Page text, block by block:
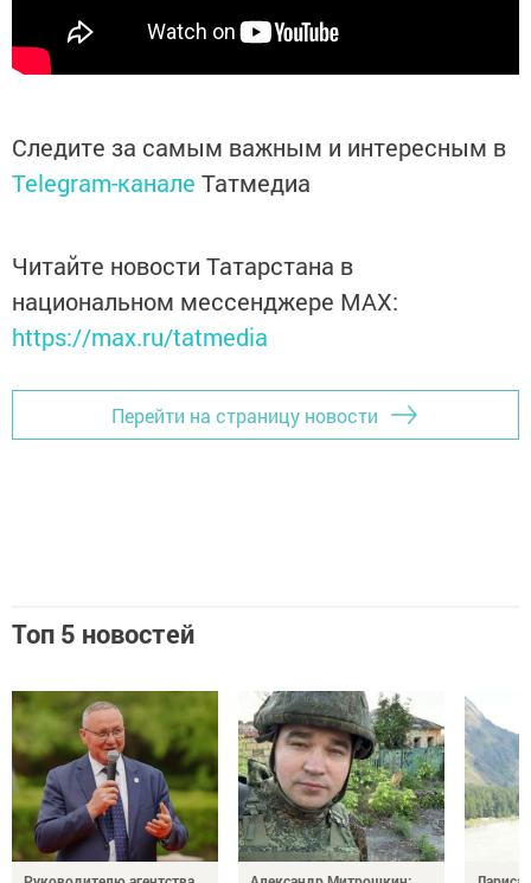
Следите за самым важным и интересным в
Telegram-канале Татмедиа
Читайте новости Татарстана в
национальном мессенджере MАХ:
https://max.ru/tatmedia
Перейти на страницу новости
Топ 5 новостей